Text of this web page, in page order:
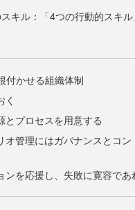
キル：「4つの行動的スキル
付かせる組織体制
く
とプロセスを用意する
オ管理にはガバナンスとコン
ンを応援し、失敗に寛容であ